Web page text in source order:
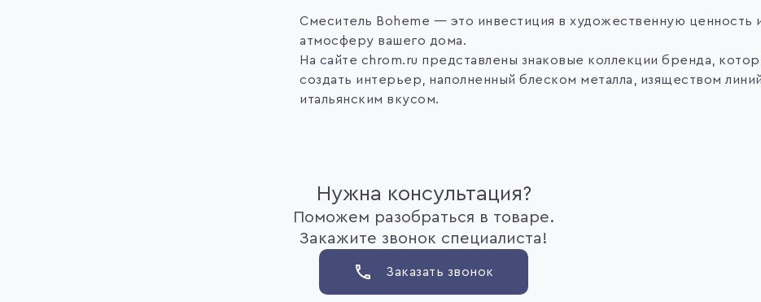
Смеситель Boheme — это инвестиция в художественную ценность
атмосферу вашего дома.
На сайте chrom.ru представлены знаковые коллекции бренда,
создать интерьер, наполненный блеском металла, изяществом
итальянским вкусом.
Нужна консультация?
Поможем разобраться в товаре.
Закажите звонок специалиста!
Заказать звонок